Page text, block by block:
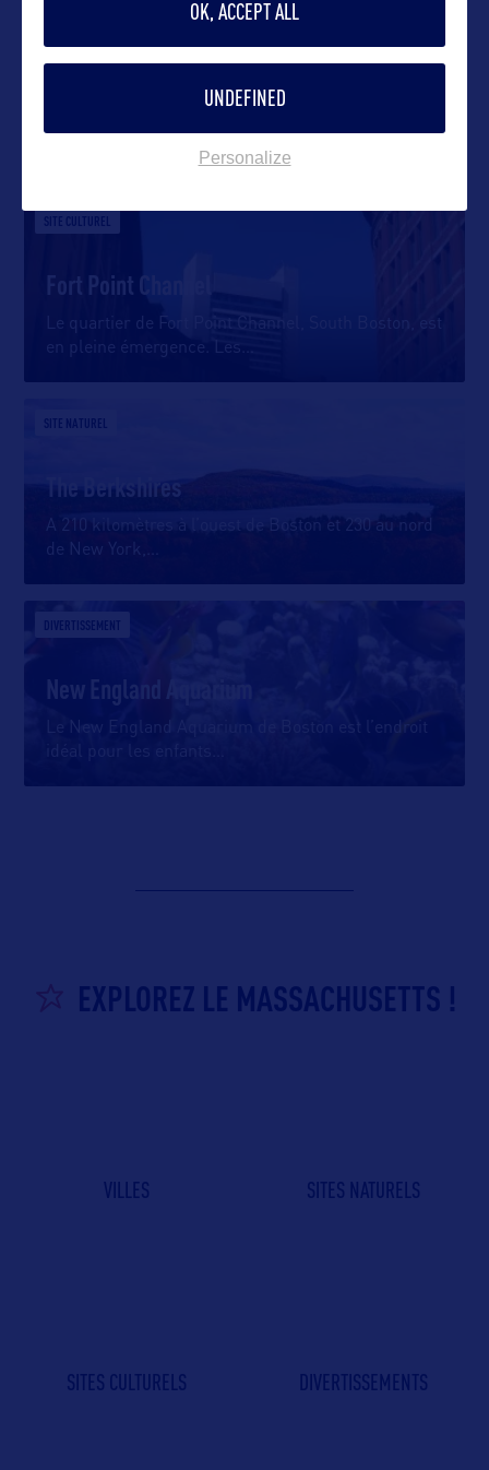
DANS LA MÊME CATEGORIE
SITE CULTUREL
Fort Point Channel
Le quartier de Fort Point Channel, South Boston, est
en pleine émergence. Les
SITE NATUREL
The Berkshires
A 210 kilomètres à l’ouest de Boston et 230 au nord
de New York,
DIVERTISSEMENT
Le New England Aquarium de Boston est l’endroit
EXPLOREZ LE MASSACHUSETTS !
VILLES SITES NATURELS
SITES CULTURELS DIVERTISSEMENTS
OK, ACCEPT ALL
UNDEFINED
Personalize